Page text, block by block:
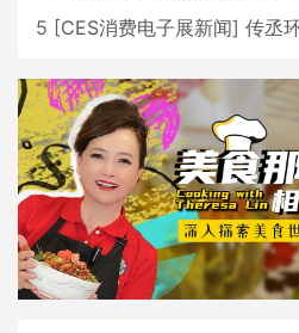
5 [CES消费电子展新闻] 传丞环球